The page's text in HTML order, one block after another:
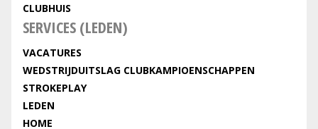
CLUBHUIS
SERVICES (LEDEN)
VACATURES
WEDSTRIJDUITSLAG CLUBKAMPIOENSCHAPPEN
STROKEPLAY
LEDEN
HOME